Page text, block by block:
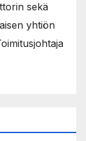
sekä
yhtiön